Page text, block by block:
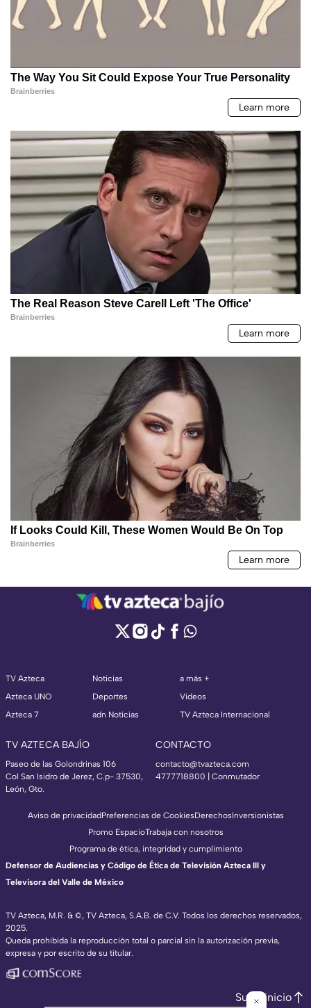
TV Azteca
Azteca UNO
Azteca 7
Noticias
Deportes
adn Noticias
a más +
Videos
TV Azteca Internacional
TV AZTECA BAJÍO
Paseo de las Golondrinas 106
Col San Isidro de Jerez, C.p- 37530,
León, Gto.
CONTACTO
contacto@tvazteca.com
4777718800 | Conmutador
TV Azteca, M.R. & ©, TV Azteca, S.A.B. de C.V. Todos los derechos reservados,
2025.
Queda prohibida la reproducción total o parcial sin la autorización previa,
expresa y por escrito de su titular.
Aviso de privacidadPreferencias de CookiesDerechosInversionistas
Promo EspacioTrabaja con nosotros
Programa de ética, integridad y cumplimiento
Defensor de Audiencias y Código de Ética de Televisión Azteca III y
Televisora del Valle de México
Subir inicio